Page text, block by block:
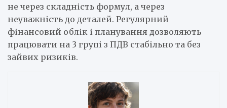
не через складність формул, а через
неуважність до деталей. Регулярний
фінансовий облік і планування дозволяють
працювати на 3 групі з ПДВ стабільно та без
зайвих ризиків.